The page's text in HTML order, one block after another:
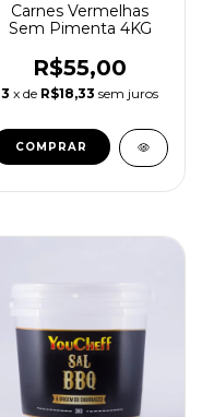
Carnes Vermelhas
Sem Pimenta 4KG
R$55,00
3 x de R$18,33 sem juros
COMPRAR